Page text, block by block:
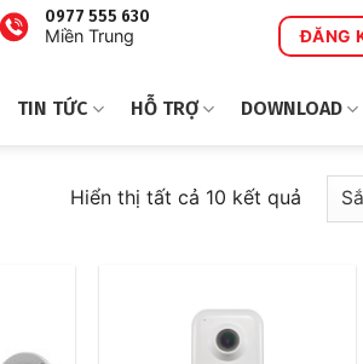
0977 555 630
Miền Trung
ĐĂNG
TIN TỨC HỖ TRỢ DOWNLOAD
Hiển thị tất cả 10 kết quảĐã
sắp